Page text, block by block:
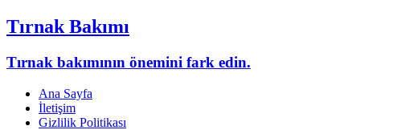
Tırnak Bakımı
Tırnak bakımının önemini fark edin.
Ana Sayfa
İletişim
Gizlilik Politikası